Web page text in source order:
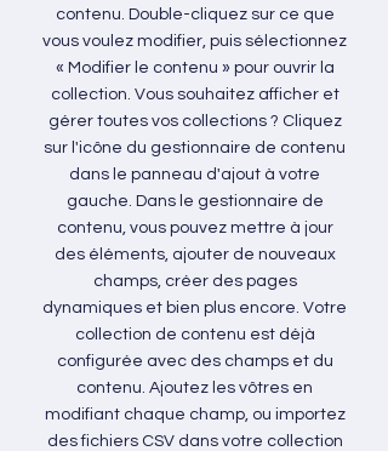
contenu. Double-cliquez sur ce que
vous voulez modifier, puis sélectionnez
« Modifier le contenu » pour ouvrir la
collection. Vous souhaitez afficher et
gérer toutes vos collections ? Cliquez
sur l'icône du gestionnaire de contenu
dans le panneau d'ajout à votre
gauche. Dans le gestionnaire de
contenu, vous pouvez mettre à jour
des éléments, ajouter de nouveaux
champs, créer des pages
dynamiques et bien plus encore. Votre
collection de contenu est déjà
configurée avec des champs et du
contenu. Ajoutez les vôtres en
modifiant chaque champ, ou importez
des fichiers CSV dans votre collection